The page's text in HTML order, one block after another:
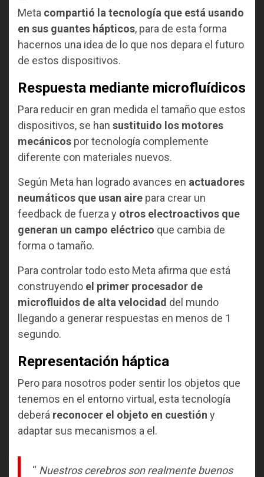
Meta compartió la tecnología que está usando
en sus guantes hápticos, para de esta forma
hacernos una idea de lo que nos depara el futuro
de estos dispositivos.
Respuesta mediante microfluídicos
Para reducir en gran medida el tamaño que estos
dispositivos, se han sustituido los motores
mecánicos por tecnología complemente
diferente con materiales nuevos.
Según Meta han logrado avances en actuadores
neumáticos que usan aire para crear un
feedback de fuerza y otros electroactivos que
generan un campo eléctrico que cambia de
forma o tamaño.
Para controlar todo esto Meta afirma que está
construyendo el primer procesador de
microfluidos de alta velocidad del mundo
llegando a generar respuestas en menos de 1
segundo.
Representación háptica
Pero para nosotros poder sentir los objetos que
tenemos en el entorno virtual, esta tecnología
deberá reconocer el objeto en cuestión y
adaptar sus mecanismos a el.
“ Nuestros cerebros son realmente buenos